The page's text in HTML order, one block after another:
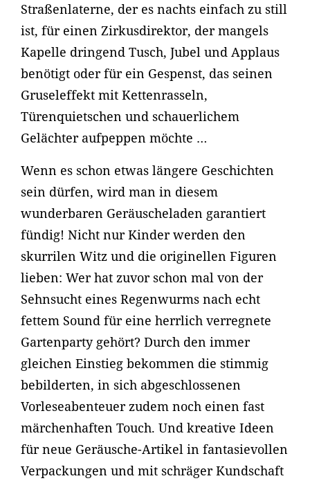
Straßenlaterne, der es nachts einfach zu still
ist, für einen Zirkusdirektor, der mangels
Kapelle dringend Tusch, Jubel und Applaus
benötigt oder für ein Gespenst, das seinen
Gruseleffekt mit Kettenrasseln,
Türenquietschen und schauerlichem
Gelächter aufpeppen möchte …
Wenn es schon etwas längere Geschichten
sein dürfen, wird man in diesem
wunderbaren Geräuscheladen garantiert
fündig! Nicht nur Kinder werden den
skurrilen Witz und die originellen Figuren
lieben: Wer hat zuvor schon mal von der
Sehnsucht eines Regenwurms nach echt
fettem Sound für eine herrlich verregnete
Gartenparty gehört? Durch den immer
gleichen Einstieg bekommen die stimmig
bebilderten, in sich abgeschlossenen
Vorleseabenteuer zudem noch einen fast
märchenhaften Touch. Und kreative Ideen
für neue Geräusche-Artikel in fantasievollen
Verpackungen und mit schräger Kundschaft